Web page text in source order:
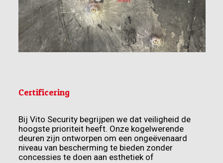
Certificering
Bij Vito Security begrijpen we dat veiligheid de
hoogste prioriteit heeft. Onze kogelwerende
deuren zijn ontworpen om een ongeëvenaard
niveau van bescherming te bieden zonder
concessies te doen aan esthetiek of